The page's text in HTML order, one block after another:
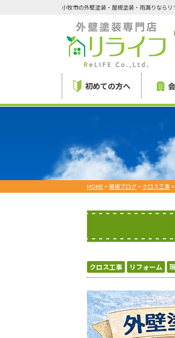
小牧市の外壁塗装・屋根塗装・雨漏りならリ
初めての方へ
HOME>現場ブログ>クロス工事>
クロス工事 リフォーム